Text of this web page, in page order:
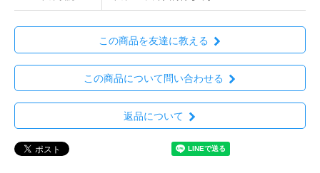
この商品を友達に教える
この商品について問い合わせる
返品について